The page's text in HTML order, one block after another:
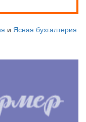
и Ясная бухгалтерия